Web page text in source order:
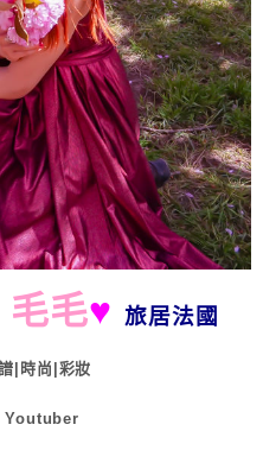
毛♥ 旅居法國
|時尚|彩妝